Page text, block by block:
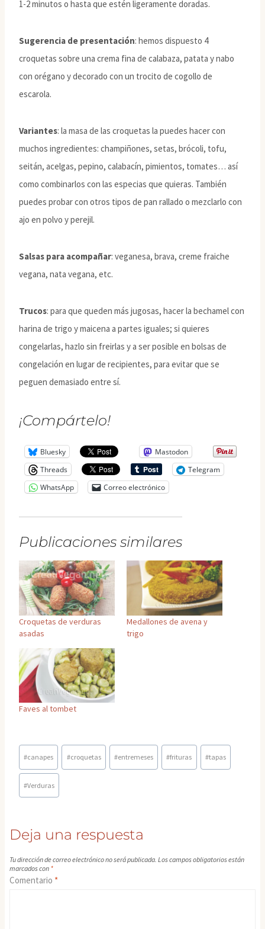
1-2 minutos o hasta que estén ligeramente doradas.
Sugerencia de presentación: hemos dispuesto 4
croquetas sobre una crema fina de calabaza, patata y nabo
con orégano y decorado con un trocito de cogollo de
escarola.
Variantes: la masa de las croquetas la puedes hacer con
muchos ingredientes: champiñones, setas, brócoli, tofu,
seitán, acelgas, pepino, calabacín, pimientos, tomates… así
como combinarlos con las especias que quieras. También
puedes probar con otros tipos de pan rallado o mezclarlo con
ajo en polvo y perejil.
Salsas para acompañar: veganesa, brava, creme fraiche
vegana, nata vegana, etc.
Trucos: para que queden más jugosas, hacer la bechamel con
harina de trigo y maicena a partes iguales; si quieres
congelarlas, hazlo sin freirlas y a ser posible en bolsas de
congelación en lugar de recipientes, para evitar que se
peguen demasiado entre sí.
¡Compártelo!
Bluesky
Mastodon
Threads
Telegram
WhatsApp
Correo electrónico
Publicaciones similares
Croquetas de verduras
asadas
Medallones de avena y
trigo
Faves al tombet
Etiquetas
de
la
#canapes #croquetas #entremeses #frituras #tapas
#Verduras
Deja una respuesta
Tu dirección de correo electrónico no será publicada. Los campos obligatorios están
marcados con *
Comentario *